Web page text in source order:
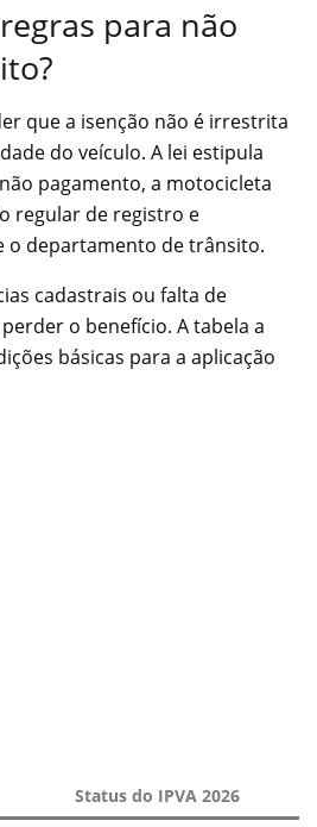
para não
que a isenção não é irrestrita
do veículo. A lei estipula
pagamento, a motocicleta
regular de registro e
o departamento de trânsito.
cadastrais ou falta de
o benefício. A tabela a
básicas para a aplicação
Status do IPVA 2026